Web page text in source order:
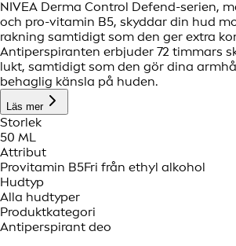
NIVEA Derma Control Defend-serien,
och pro-vitamin B5, skyddar din hud
rakning samtidigt som den ger extra
Antiperspiranten erbjuder 72 timmars
lukt, samtidigt som den gör dina
behaglig känsla på huden.
Läs mer
Storlek
50 ML
Attribut
Provitamin B5Fri från ethyl alkohol
Hudtyp
Alla hudtyper
Produktkategori
Antiperspirant deo